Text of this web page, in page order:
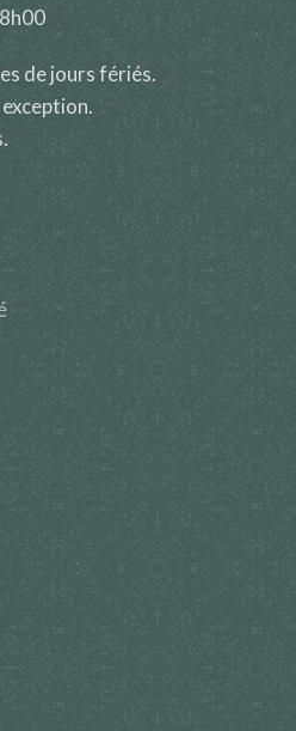
de jours fériés.